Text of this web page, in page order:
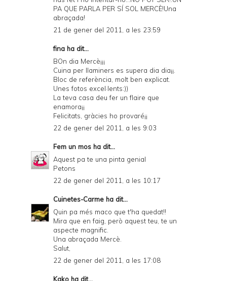
PA QUE PARLA PER SÍ SOL MERCÈ!Una
abraçada!
21 de gener del 2011, a les 23:59
fina ha dit...
BOn dia Mercè¡¡¡
Cuina per llaminers es supera dia dia¡¡.
Bloc de referència, molt ben explicat.
Unes fotos excel·lents:))
La teva casa deu fer un flaire que
enamora¡¡
Felicitats, gràcies ho provaré¡¡
22 de gener del 2011, a les 9:03
Fem un mos ha dit...
Aquest pa te una pinta genial
Petons
22 de gener del 2011, a les 10:17
Cuinetes-Carme ha dit...
Quin pa més maco que t'ha quedat!!
Mira que en faig, però aquest teu, te un
aspecte magnific.
Una abraçada Mercè.
Salut,
22 de gener del 2011, a les 17:08
Kako ha dit...